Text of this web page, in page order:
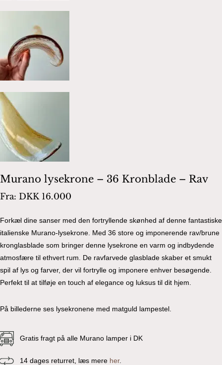
Murano lysekrone – 36 Kronblade – Rav
Fra: DKK16.000
Forkæl dine sanser med den fortryllende skønhed af denne fantastiske
italienske Murano-lysekrone. Med 36 store og imponerende rav/brune
kronglasblade som bringer denne lysekrone en varm og indbydende
atmosfære til ethvert rum. De ravfarvede glasblade skaber et smukt
spil af lys og farver, der vil fortrylle og imponere enhver besøgende.
Perfekt til at tilføje en touch af elegance og luksus til dit hjem.
På billederne ses lysekronene med matguld lampestel.
Gratis fragt på alle Murano lamper i DK
14 dages returret, læs mere her.